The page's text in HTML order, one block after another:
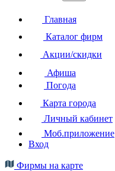
Главная
Каталог фирм
Акции/скидки
Афиша
Погода
Карта города
Личный кабинет
Моб.приложение
Вход
Фирмы на карте